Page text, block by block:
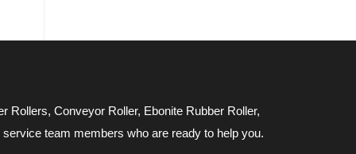
Rollers, Conveyor Roller, Ebonite Rubber Roller,
team members who are ready to help you.